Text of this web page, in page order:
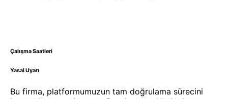
Çalışma Saatleri
Yasal Uyarı
Bu firma, platformumuzun tam doğrulama sürecini